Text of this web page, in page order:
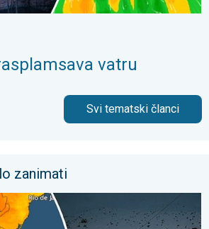
vatru
Svi tematski članci
zanimati
hemisfere. Puno snijega u Andama. .